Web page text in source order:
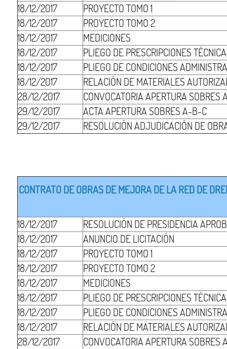
18/12/2017
PROYECTO TOMO 1
18/12/2017
PROYECTO TOMO 2
18/12/2017
MEDICIONES
18/12/2017
PLIEGO DE PRESCRIPCIONES
18/12/2017
PLIEGO DE CONDICIONES
18/12/2017
RELACIÓN DE MATERIALES
28/12/2017
CONVOCATORIA APERTURA SOBRES
29/12/2017
ACTA APERTURA SOBRES A-B-C
29/12/2017
RESOLUCIÓN ADJUDICACIÓN DE
CONTRATO DE OBRAS DE MEJORA DE LA RED DE
18/12/2017
RESOLUCIÓN DE PRESIDENCIA
18/12/2017
ANUNCIO DE LICITACIÓN
18/12/2017
PROYECTO TOMO 1
18/12/2017
PROYECTO TOMO 2
18/12/2017
MEDICIONES
18/12/2017
PLIEGO DE PRESCRIPCIONES
18/12/2017
PLIEGO DE CONDICIONES
18/12/2017
RELACIÓN DE MATERIALES
28/12/2017
CONVOCATORIA APERTURA SOBRES